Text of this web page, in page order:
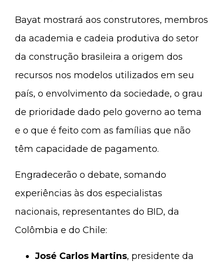
Bayat mostrará aos construtores, membros
da academia e cadeia produtiva do setor
da construção brasileira a origem dos
recursos nos modelos utilizados em seu
país, o envolvimento da sociedade, o grau
de prioridade dado pelo governo ao tema
e o que é feito com as famílias que não
têm capacidade de pagamento.
Engradecerão o debate, somando
experiências às dos especialistas
nacionais, representantes do BID, da
Colômbia e do Chile:
José Carlos Martins, presidente da